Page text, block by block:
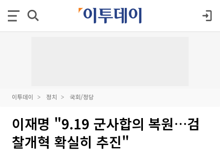
이투데이 정치 국회/정당
이재명 "9.19 군사합의 복원…검
찰개혁 확실히 추진"